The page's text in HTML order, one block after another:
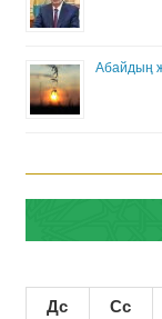
Абайдың
Дс
Сс